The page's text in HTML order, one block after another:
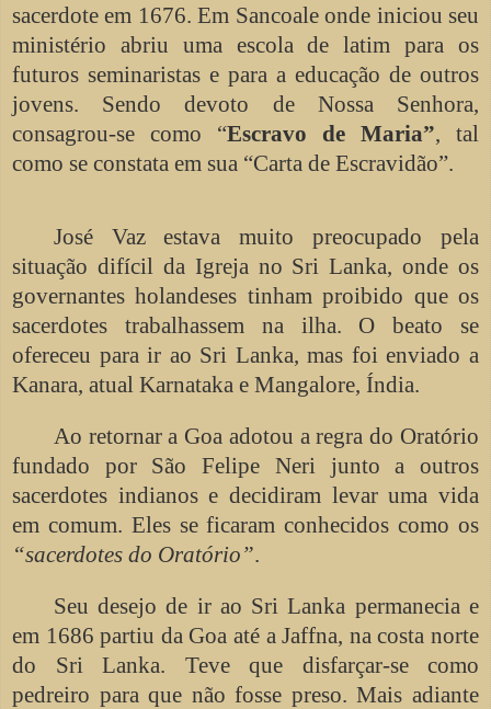
sacerdote em 1676. Em Sancoale onde iniciou seu
ministério abriu uma escola de latim para os
futuros seminaristas e para a educação de outros
jovens. Sendo devoto de Nossa Senhora,
consagrou-se como “Escravo de Maria”, tal
como se constata em sua “Carta de Escravidão”.
José Vaz estava muito preocupado pela
situação difícil da Igreja no Sri Lanka, onde os
governantes holandeses tinham proibido que os
sacerdotes trabalhassem na ilha. O beato se
ofereceu para ir ao Sri Lanka, mas foi enviado a
Kanara, atual Karnataka e Mangalore, Índia.
Ao retornar a Goa adotou a regra do Oratório
fundado por São Felipe Neri junto a outros
sacerdotes indianos e decidiram levar uma vida
em comum. Eles se ficaram conhecidos como os
“sacerdotes do Oratório”.
Seu desejo de ir ao Sri Lanka permanecia e
em 1686 partiu da Goa até a Jaffna, na costa norte
do Sri Lanka. Teve que disfarçar-se como
pedreiro para que não fosse preso. Mais adiante